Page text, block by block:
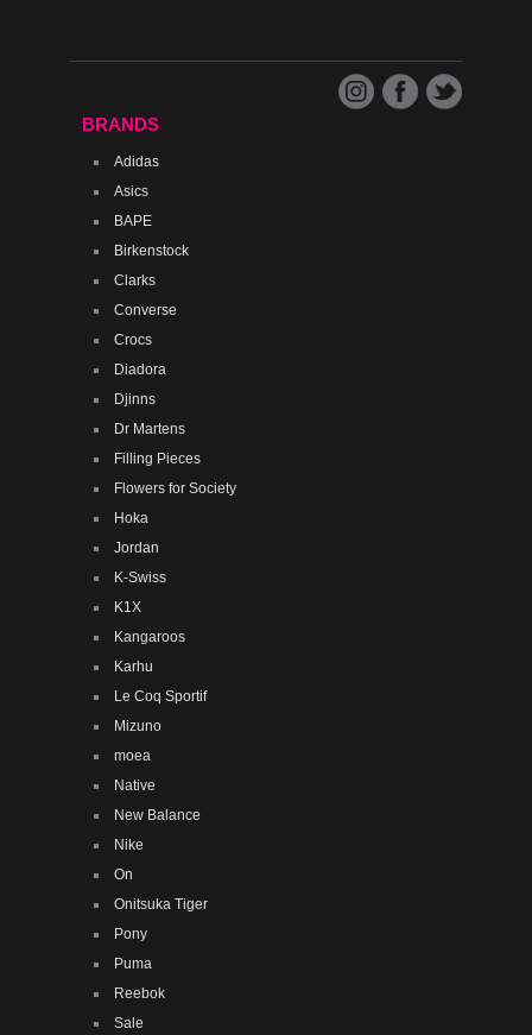
BRANDS
Adidas
Asics
BAPE
Birkenstock
Clarks
Converse
Crocs
Diadora
Djinns
Dr Martens
Filling Pieces
Flowers for Society
Hoka
Jordan
K-Swiss
K1X
Kangaroos
Karhu
Le Coq Sportif
Mizuno
moea
Native
New Balance
Nike
On
Onitsuka Tiger
Pony
Puma
Reebok
Sale